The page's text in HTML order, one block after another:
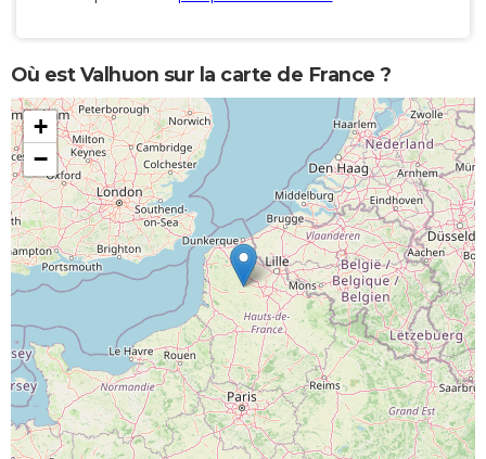
Où est Valhuon sur la carte de France ?
+
−